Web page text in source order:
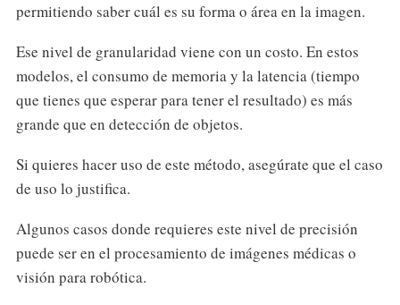
permitiendo saber cuál es su forma o área en la imagen.
Ese nivel de granularidad viene con un costo. En estos
modelos, el consumo de memoria y la latencia (tiempo
que tienes que esperar para tener el resultado) es más
grande que en detección de objetos.
Si quieres hacer uso de este método, asegúrate que el caso
de uso lo justifica.
Algunos casos donde requieres este nivel de precisión
puede ser en el procesamiento de imágenes médicas o
visión para robótica.